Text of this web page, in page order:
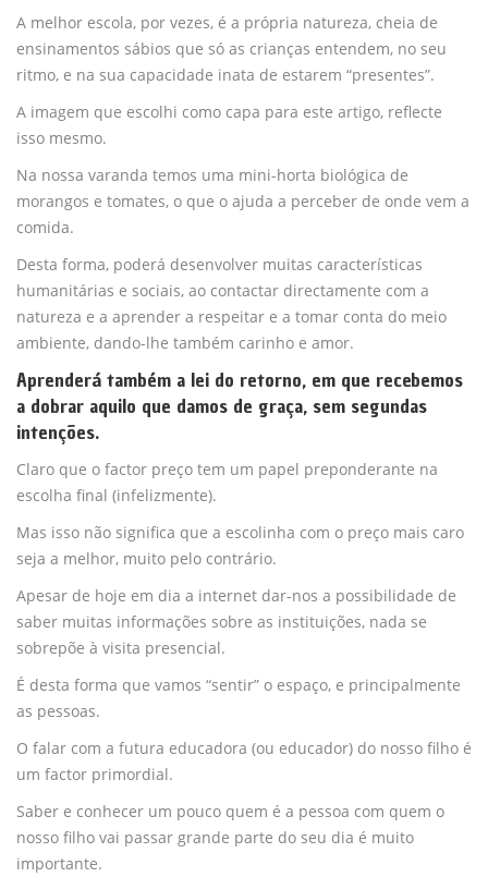
A melhor escola, por vezes, é a própria natureza, cheia de
ensinamentos sábios que só as crianças entendem, no seu
ritmo, e na sua capacidade inata de estarem “presentes”.
A imagem que escolhi como capa para este artigo, reflecte
isso mesmo.
Na nossa varanda temos uma mini-horta biológica de
morangos e tomates, o que o ajuda a perceber de onde vem a
comida.
Desta forma, poderá desenvolver muitas características
humanitárias e sociais, ao contactar directamente com a
natureza e a aprender a respeitar e a tomar conta do meio
ambiente, dando-lhe também carinho e amor.
Aprenderá também a lei do retorno, em que recebemos
a dobrar aquilo que damos de graça, sem segundas
intenções.
Claro que o factor preço tem um papel preponderante na
escolha final (infelizmente).
Mas isso não significa que a escolinha com o preço mais caro
seja a melhor, muito pelo contrário.
Apesar de hoje em dia a internet dar-nos a possibilidade de
saber muitas informações sobre as instituições, nada se
sobrepõe à visita presencial.
É desta forma que vamos “sentir” o espaço, e principalmente
as pessoas.
O falar com a futura educadora (ou educador) do nosso filho é
um factor primordial.
Saber e conhecer um pouco quem é a pessoa com quem o
nosso filho vai passar grande parte do seu dia é muito
importante.